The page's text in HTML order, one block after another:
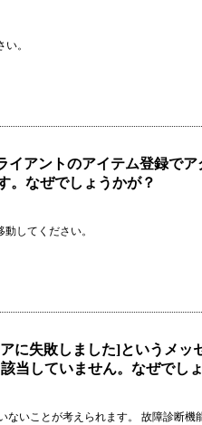
。
アントのアイテム登録でア
。なぜでしょうかが？
してください。
に失敗しました]というメッ
当していません。なぜでし
いことが考えられます。 故障診断機